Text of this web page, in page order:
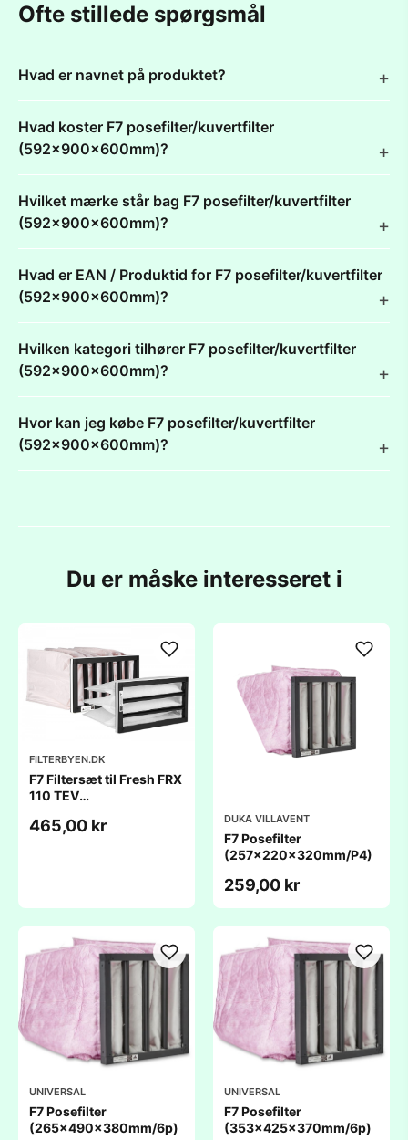
Ofte stillede spørgsmål
Hvad er navnet på produktet?
Hvad koster F7 posefilter/kuvertfilter
(592x900x600mm)?
Hvilket mærke står bag F7 posefilter/kuvertfilter
(592x900x600mm)?
Hvad er EAN / Produktid for F7 posefilter/kuvertfilter
(592x900x600mm)?
Hvilken kategori tilhører F7 posefilter/kuvertfilter
(592x900x600mm)?
Hvor kan jeg købe F7 posefilter/kuvertfilter
(592x900x600mm)?
Du er måske interesseret i
FILTERBYEN.DK
F7 Filtersæt til Fresh FRX
110 TEV
465,00 kr DUKA VILLAVENT
F7 Posefilter
(257x220x320mm/P4)
259,00 kr
UNIVERSAL
F7 Posefilter
(265x490x380mm/6p)
UNIVERSAL
F7 Posefilter
(353x425x370mm/6p)